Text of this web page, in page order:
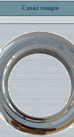
Схожі товари